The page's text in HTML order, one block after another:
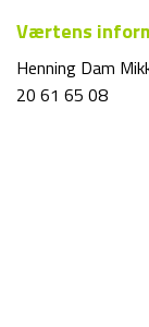
Værtens
Henning Dam
20 61 65 08